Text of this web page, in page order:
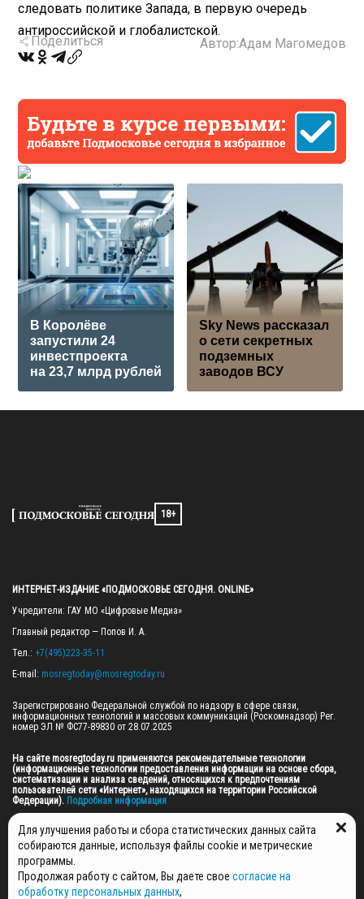
следовать политике Запада, в первую очередь
антироссийской и глобалистской.
Поделиться Автор:Адам Магомедов
В Королёве
запустили 24
инвестпроекта
на 23,7 млрд рублей
Sky News рассказал
о сети секретных
подземных
заводов ВСУ
18+
ИНТЕРНЕТ-ИЗДАНИЕ «ПОДМОСКОВЬЕ СЕГОДНЯ. ONLINE»
Учредители: ГАУ МО «Цифровые Медиа»
Главный редактор — Попов И. А.
Тел.: +7(495)223-35-11
E-mail: mosregtoday@mosregtoday.ru
Зарегистрировано Федеральной службой по надзору в сфере связи,
информационных технологий и массовых коммуникаций (Роскомнадзор) Рег.
номер ЭЛ № ФС77-89830 от 28.07.2025
На сайте mosregtoday.ru применяются рекомендательные технологии
(информационные технологии предоставления информации на основе сбора,
систематизации и анализа сведений, относящихся к предпочтениям
пользователей сети «Интернет», находящихся на территории Российской
Федерации). Подробная информация
© 2026 ПРАВА НА ВСЕ МАТЕРИАЛЫ САЙТА ПРИНАДЛЕЖАТ ГАУ МО "ЦИФРОВЫЕ
МЕДИА" (ОГРН: 1255000059467).
ПОЛИТИКА ОБРАБОТКИ И ЗАЩИТЫ ПЕРСОНАЛЬНЫХ ДАННЫХ
Для улучшения работы и сбора статистических данных сайта
собираются данные, используя файлы cookie и метрические
программы.
Продолжая работу с сайтом, Вы даете свое согласие на
обработку персональных данных,